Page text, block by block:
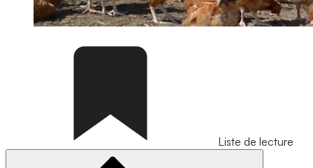
Liste de lecture